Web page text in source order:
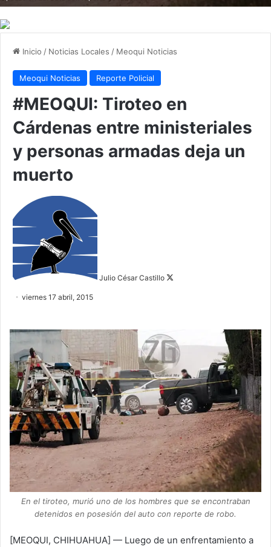
Inicio / Noticias Locales / Meoqui Noticias
Meoqui Noticias Reporte Policial
#MEOQUI: Tiroteo en
Cárdenas entre ministeriales
y personas armadas deja un
muerto
Julio César Castillo
viernes 17 abril, 2015
En el tiroteo, murió uno de los hombres que se encontraban
detenidos en posesión del auto con reporte de robo.
[MEOQUI, CHIHUAHUA] — Luego de un enfrentamiento a